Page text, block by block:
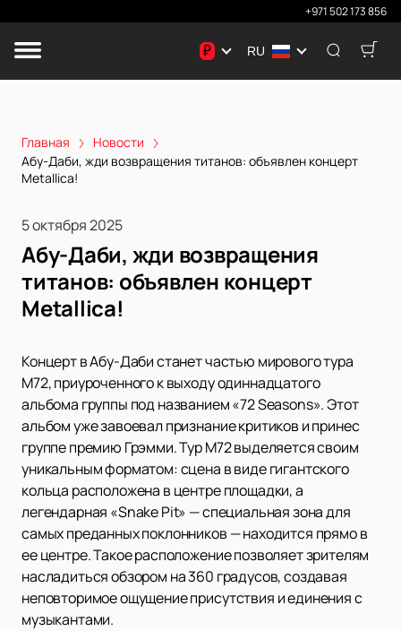
+971 502 173 856
₽ RU
Главная
Новости
Абу-Даби, жди возвращения титанов: объявлен концерт
Metallica!
5 октября 2025
Абу-Даби, жди возвращения
титанов: объявлен концерт
Metallica!
Концерт в Абу-Даби станет частью мирового тура
M72, приуроченного к выходу одиннадцатого
альбома группы под названием «72 Seasons». Этот
альбом уже завоевал признание критиков и принес
группе премию Грэмми. Тур M72 выделяется своим
уникальным форматом: сцена в виде гигантского
кольца расположена в центре площадки, а
легендарная «Snake Pit» — специальная зона для
самых преданных поклонников — находится прямо в
ее центре. Такое расположение позволяет зрителям
насладиться обзором на 360 градусов, создавая
неповторимое ощущение присутствия и единения с
музыкантами.